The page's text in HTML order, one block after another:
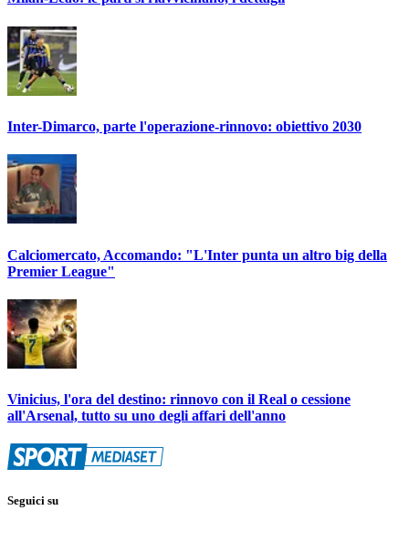
Inter-Dimarco, parte l'operazione-rinnovo: obiettivo 2030
Calciomercato, Accomando: "L'Inter punta un altro big della
Premier League"
Vinicius, l'ora del destino: rinnovo con il Real o cessione
all'Arsenal, tutto su uno degli affari dell'anno
Seguici su